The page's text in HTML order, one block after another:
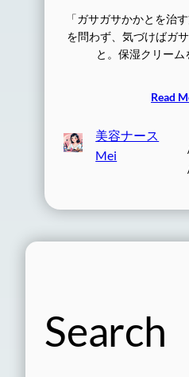
「ガサガサかかとを治
を問わず、気づけばガ
と。保湿クリー
Read
美容ナース
Mei
Search